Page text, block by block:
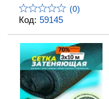
Код: 59145
(0)